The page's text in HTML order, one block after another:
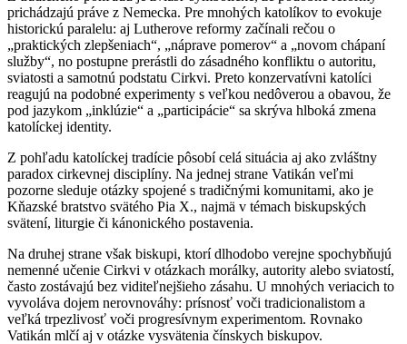
prichádzajú práve z Nemecka. Pre mnohých katolíkov to evokuje
historickú paralelu: aj Lutherove reformy začínali rečou o
„praktických zlepšeniach“, „náprave pomerov“ a „novom chápaní
služby“, no postupne prerástli do zásadného konfliktu o autoritu,
sviatosti a samotnú podstatu Cirkvi. Preto konzervatívni katolíci
reagujú na podobné experimenty s veľkou nedôverou a obavou, že
pod jazykom „inklúzie“ a „participácie“ sa skrýva hlboká zmena
katolíckej identity.
Z pohľadu katolíckej tradície pôsobí celá situácia aj ako zvláštny
paradox cirkevnej disciplíny. Na jednej strane Vatikán veľmi
pozorne sleduje otázky spojené s tradičnými komunitami, ako je
Kňazské bratstvo svätého Pia X., najmä v témach biskupských
svätení, liturgie či kánonického postavenia.
Na druhej strane však biskupi, ktorí dlhodobo verejne spochybňujú
nemenné učenie Cirkvi v otázkach morálky, autority alebo sviatostí,
často zostávajú bez viditeľnejšieho zásahu. U mnohých veriacich to
vyvoláva dojem nerovnováhy: prísnosť voči tradicionalistom a
veľká trpezlivosť voči progresívnym experimentom. Rovnako
Vatikán mlčí aj v otázke vysvätenia čínskych biskupov.